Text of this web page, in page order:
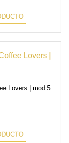
Lovers | mod 5